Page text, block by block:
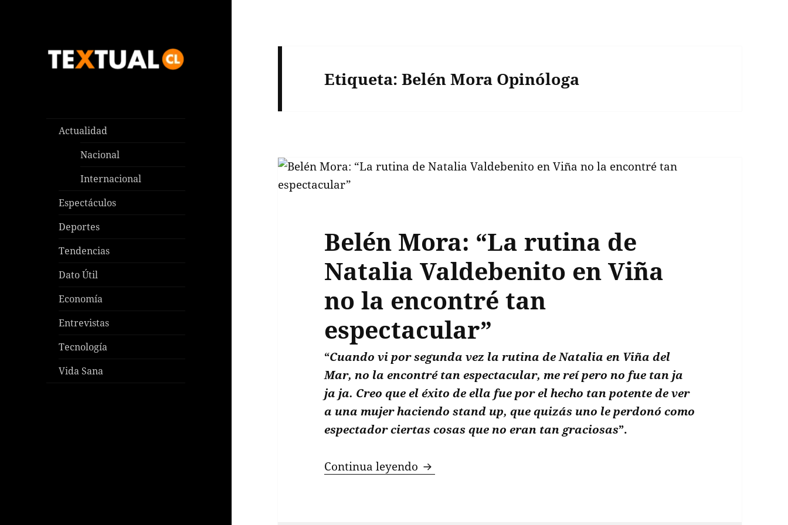
Actualidad
Nacional
Internacional
Espectáculos
Deportes
Tendencias
Dato Útil
Economía
Entrevistas
Tecnología
Vida Sana
Etiqueta:Belén Mora Opinóloga
Belén Mora: “La rutina de
Natalia Valdebenito en Viña
no la encontré tan
espectacular”
“Cuando vi por segunda vez la rutina de Natalia en Viña del
Mar, no la encontré tan espectacular, me reí pero no fue tan ja
ja ja. Creo que el éxito de ella fue por el hecho tan potente de ver
a una mujer haciendo stand up, que quizás uno le perdonó como
espectador ciertas cosas que no eran tan graciosas”.
Continua leyendo Belén Mora: “La rutina de Natalia Valdebenito en Viña no la